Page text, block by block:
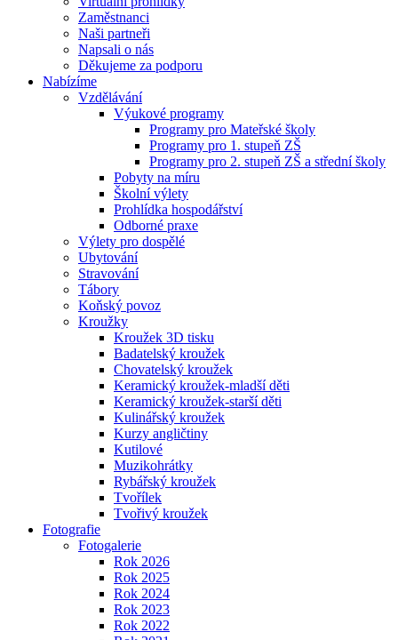
Zaměstnanci
Naši partneři
Napsali o nás
Děkujeme za podporu
Nabízíme
Vzdělávání
Výukové programy
Programy pro Mateřské školy
Programy pro 1. stupeň ZŠ
Programy pro 2. stupeň ZŠ a střední školy
Pobyty na míru
Školní výlety
Prohlídka hospodářství
Odborné praxe
Výlety pro dospělé
Ubytování
Stravování
Tábory
Koňský povoz
Kroužky
Kroužek 3D tisku
Badatelský kroužek
Chovatelský kroužek
Keramický kroužek-mladší děti
Keramický kroužek-starší děti
Kulinářský kroužek
Kurzy angličtiny
Kutilové
Muzikohrátky
Rybářský kroužek
Tvořílek
Tvořivý kroužek
Fotografie
Fotogalerie
Rok 2026
Rok 2025
Rok 2024
Rok 2023
Rok 2022